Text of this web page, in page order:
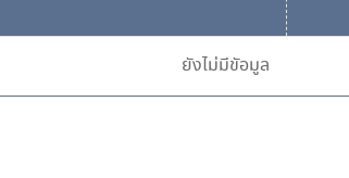
ยังไม่มีขัอมูล